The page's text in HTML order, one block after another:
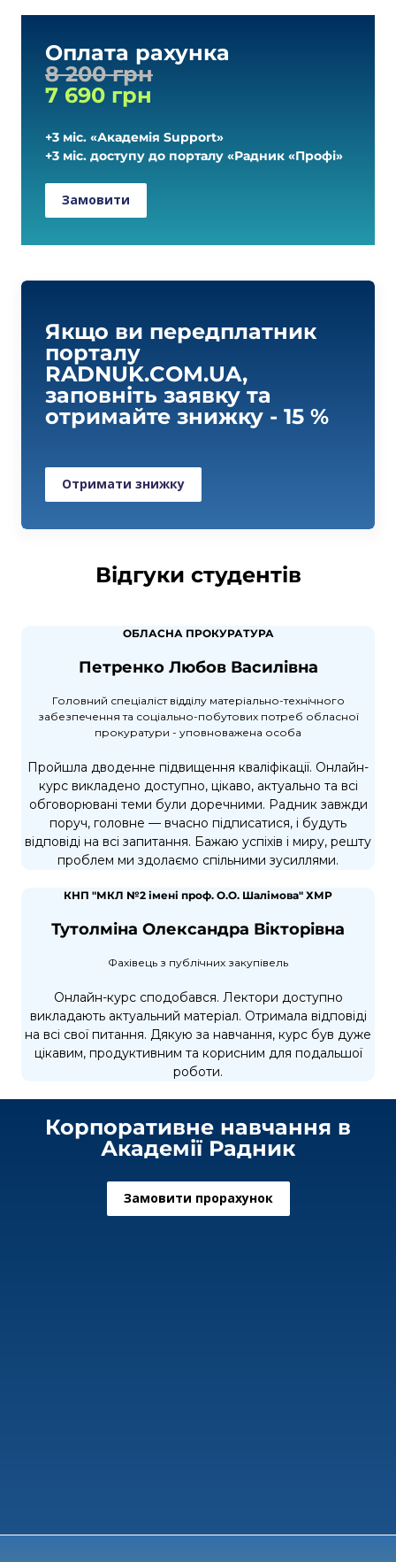
Оплата рахунка
8 200 грн
7 690 грн
+3 міс. «Академія Support»
+3 міс. доступу до порталу «Радник «Профі»
Замовити
Якщо ви передплатник
RADNUK.COM.UA,
заповніть заявку та
отримайте знижку - 15 %
Отримати знижку
Відгуки студентів
ОБЛАСНА ПРОКУРАТУРА
Петренко Любов Василівна
Головний спеціаліст відділу матеріально-технічного
забезпечення та соціально-побутових потреб обласної
прокуратури - уповноважена особа
Пройшла дводенне підвищення кваліфікації. Онлайн-
курс викладено доступно, цікаво, актуально та всі
обговорювані теми були доречними. Радник завжди
поруч, головне — вчасно підписатися, і будуть
відповіді на всі запитання. Бажаю успіхів і миру, решту
проблем ми здолаємо спільними зусиллями.
КНП "МКЛ №2 імені проф. О.О. Шалімова" ХМР
Тутолміна Олександра Вікторівна
Фахівець з публічних закупівель
Онлайн-курс сподобався. Лектори доступно
викладають актуальний матеріал. Отримала відповіді
на всі свої питання. Дякую за навчання, курс був дуже
цікавим, продуктивним та корисним для подальшої
роботи.
Корпоративне навчання в
Академії Радник
Замовити прорахунок